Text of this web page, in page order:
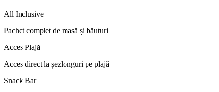
All Inclusive
Pachet complet de masă și băuturi
Acces Plajă
Acces direct la șezlonguri pe plajă
Snack Bar